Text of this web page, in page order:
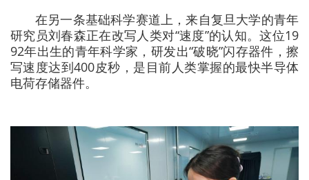
在另一条基础科学赛道上，来自复旦大学的青年
研究员刘春森正在改写人类对“速度”的认知。这位19
92年出生的青年科学家，研发出“破晓”闪存器件，擦
写速度达到400皮秒，是目前人类掌握的最快半导体
电荷存储器件。